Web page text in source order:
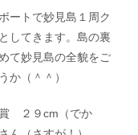
ートで妙見島１周ク
してきます。島の裏
て妙見島の全貌をご
か（＾＾）
賞 ２９cm（でか